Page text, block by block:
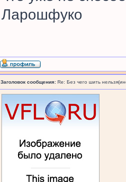
Ларошфуко
Заголовок сообщения: Re: Без чего шить